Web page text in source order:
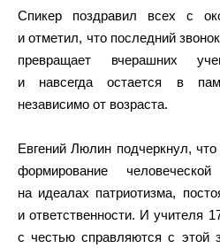
Спикер поздравил всех с
и отметил, что последний
превращает вчерашних
и навсегда остается в
независимо от возраста.
Евгений Люлин подчеркнул,
формирование
на идеалах патриотизма,
и ответственности. И учителя
с честью справляются с этой